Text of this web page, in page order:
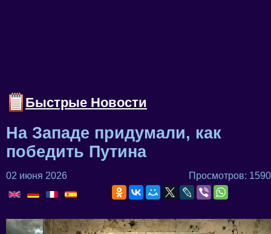
Быстрые Новости
На Западе придумали, как
победить Путина
02 июня 2026 Просмотров: 1590